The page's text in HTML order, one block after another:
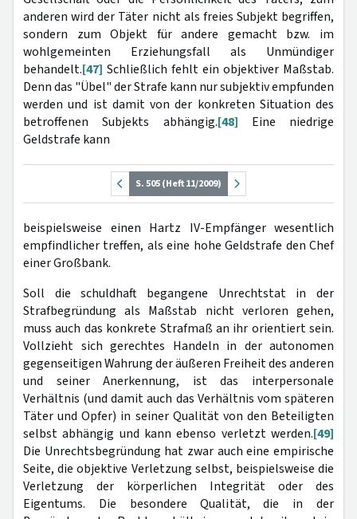
anderen wird der Täter nicht als freies Subjekt begriffen,
sondern zum Objekt für andere gemacht bzw. im
wohlgemeinten Erziehungsfall als Unmündiger
behandelt.[47] Schließlich fehlt ein objektiver Maßstab.
Denn das "Übel" der Strafe kann nur subjektiv empfunden
werden und ist damit von der konkreten Situation des
betroffenen Subjekts abhängig.[48] Eine niedrige
Geldstrafe kann
S. 505 (Heft 11/2009)
beispielsweise einen Hartz IV-Empfänger wesentlich
empfindlicher treffen, als eine hohe Geldstrafe den Chef
einer Großbank.
Soll die schuldhaft begangene Unrechtstat in der
Strafbegründung als Maßstab nicht verloren gehen,
muss auch das konkrete Strafmaß an ihr orientiert sein.
Vollzieht sich gerechtes Handeln in der autonomen
gegenseitigen Wahrung der äußeren Freiheit des anderen
und seiner Anerkennung, ist das interpersonale
Verhältnis (und damit auch das Verhältnis vom späteren
Täter und Opfer) in seiner Qualität von den Beteiligten
selbst abhängig und kann ebenso verletzt werden.[49]
Die Unrechtsbegründung hat zwar auch eine empirische
Seite, die objektive Verletzung selbst, beispielsweise die
Verletzung der körperlichen Integrität oder des
Eigentums. Die besondere Qualität, die in der